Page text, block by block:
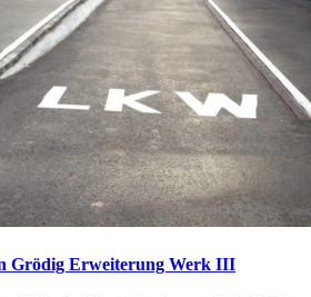
Grödig Erweiterung Werk III